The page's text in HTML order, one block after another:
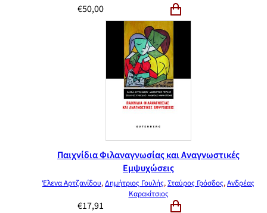
€50,00
Παιχνίδια Φιλαναγνωσίας και Αναγνωστικές
Εμψυχώσεις
Έλενα Αρτζανίδου,Δημήτριος Γουλής,Σταύρος Γρόσδος,Ανδρέας
Καρακίτσιος
€17,91